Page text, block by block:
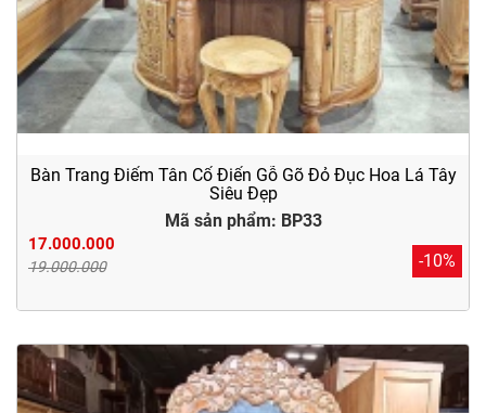
Bàn Trang Điểm Tân Cổ Điển Gỗ Gõ Đỏ Đục Hoa Lá Tây
Siêu Đẹp
Mã sản phẩm: BP33
17.000.000
19.000.000 -10%